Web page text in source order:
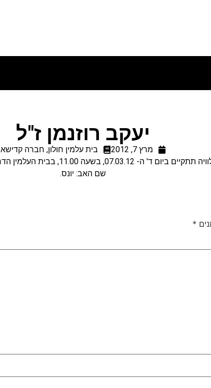
יעקב רוזנמן ז"ל
מרץ 7, 2012 בית עלמין חולון, חברה קדישא
ביום ד' ה- 07.03.12, בשעה 11.00, בבית העלמין הדרום (חולון בת ים).
שם האב: יונס.
*